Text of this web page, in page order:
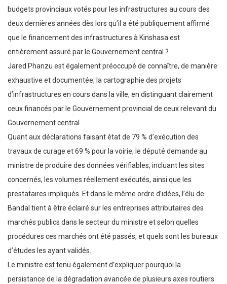
budgets provinciaux votés pour les infrastructures au cours des
deux dernières années dès lors qu’il a été publiquement affirmé
que le financement des infrastructures à Kinshasa est
entièrement assuré par le Gouvernement central ?
Jared Phanzu est également préoccupé de connaître, de manière
exhaustive et documentée, la cartographie des projets
d’infrastructures en cours dans la ville, en distinguant clairement
ceux financés par le Gouvernement provincial de ceux relevant du
Gouvernement central.
Quant aux déclarations faisant état de 79 % d’exécution des
travaux de curage et 69 % pour la voirie, le député demande au
ministre de produire des données vérifiables, incluant les sites
concernés, les volumes réellement exécutés, ainsi que les
prestataires impliqués. Et dans le même ordre d’idées, l’élu de
Bandal tient à être éclairé sur les entreprises attributaires des
marchés publics dans le secteur du ministre et selon quelles
procédures ces marchés ont été passés, et quels sont les bureaux
d’études les ayant validés.
Le ministre est tenu également d’expliquer pourquoi la
persistance de la dégradation avancée de plusieurs axes routiers